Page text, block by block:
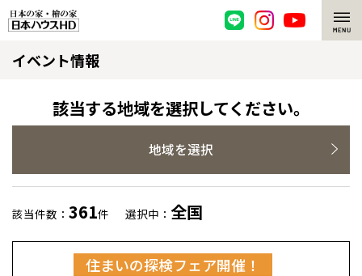
脱炭素・檜の家
環境にやさしい、脱炭素社会の住宅
耐震構造
高耐久住宅
高断熱・高気密の家
選ばれる理由
檜の魅力 トップ
檜と日本人
1000年を超えて生きる檜
注文住宅
グレートステージ
イベント情報
該当する地域を選択してください。
地域を選択
該当件数： 361件 選択中： 全国
住まいの探検フェア開催！